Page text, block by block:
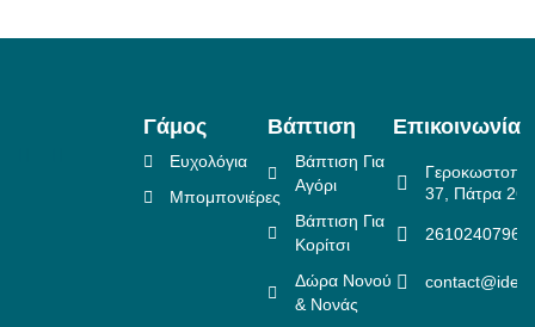
Γάμος
Ευχολόγια
Μπομπονιέρες
Βάπτιση
Βάπτιση Για
Αγόρι
Βάπτιση Για
Κορίτσι
Δώρα Νονού
& Νονάς
Επικοινωνία
37, Πάτρα
2610240796